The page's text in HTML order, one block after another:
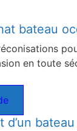
bateau
en toute
d’un bateau